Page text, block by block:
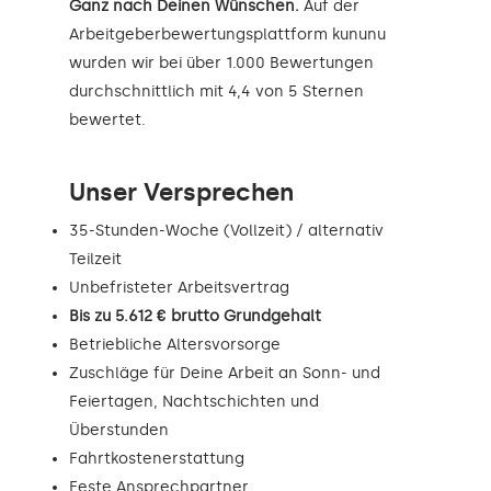
Ganz nach Deinen Wünschen. Auf der
Arbeitgeberbewertungsplattform kununu
wurden wir bei über 1.000 Bewertungen
durchschnittlich mit 4,4 von 5 Sternen
bewertet.
Unser Versprechen
35-Stunden-Woche (Vollzeit) / alternativ
Teilzeit
Unbefristeter Arbeitsvertrag
Bis zu 5.612 € brutto Grundgehalt
Betriebliche Altersvorsorge
Zuschläge für Deine Arbeit an Sonn- und
Feiertagen, Nachtschichten und
Überstunden
Fahrtkostenerstattung
Feste Ansprechpartner